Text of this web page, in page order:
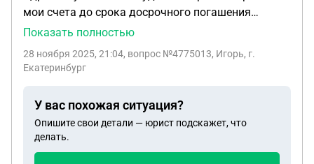
мои счета до срока досрочного погашения
задолженности. Необходимая сумма была
истечения срока добровольного погашения
деньги за исполнительный сбор т.к я не мог
воспользоваться картой банка в связи с арестом
счёта.
Показать полностью
28 ноября 2025, 21:04, вопрос №4775013, Игорь, г.
Екатеринбург
У вас похожая ситуация?
Опишите свои детали — юрист подскажет, что
делать.